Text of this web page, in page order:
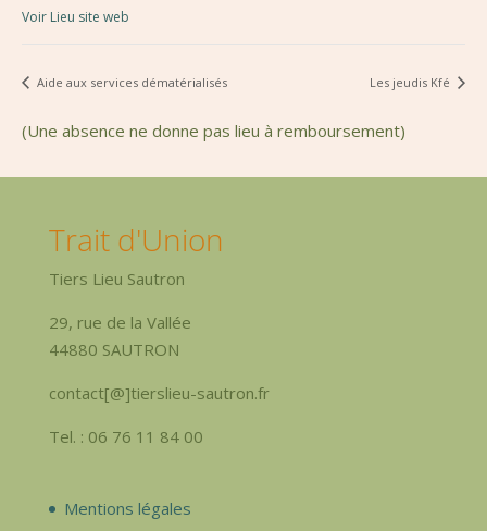
Voir Lieu site web
Aide aux services dématérialisés Les jeudis Kfé
(Une absence ne donne pas lieu à remboursement)
Trait d'Union
Tiers Lieu Sautron
29, rue de la Vallée
44880 SAUTRON
contact[@]tierslieu-sautron.fr
Tel. : 06 76 11 84 00
Mentions légales